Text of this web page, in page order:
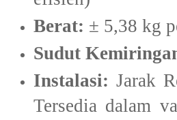
Berat: ± 5,38 kg
Sudut
Instalasi: Jarak
Tersedia dalam